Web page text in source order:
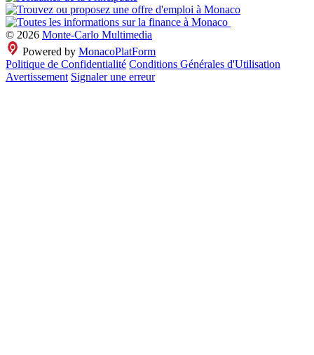
© 2026 Monte-Carlo Multimedia
Powered by MonacoPlatForm
Politique de Confidentialité Conditions Générales d'Utilisation
Avertissement Signaler une erreur